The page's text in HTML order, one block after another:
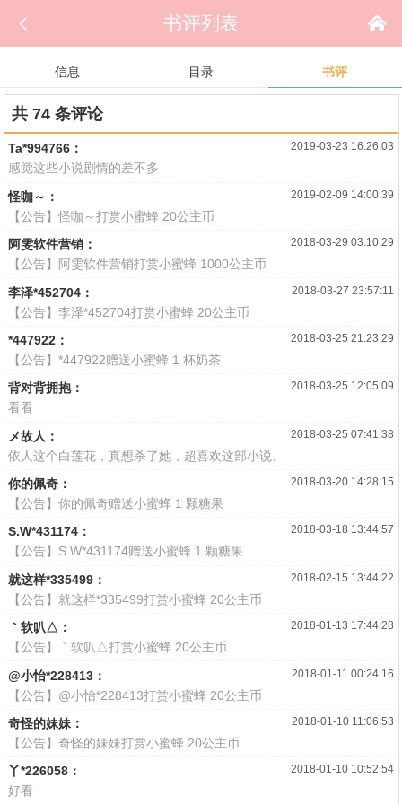
 
书评列表
信息 目录 书评
共 74 条评论
2019-03-23 16:26:03
Ta*994766：
感觉这些小说剧情的差不多
2019-02-09 14:00:39
怪咖～：
【公告】怪咖～打赏小蜜蜂 20公主币
2018-03-29 03:10:29
阿雯软件营销：
【公告】阿雯软件营销打赏小蜜蜂 1000公主币
2018-03-27 23:57:11
李泽*452704：
【公告】李泽*452704打赏小蜜蜂 20公主币
2018-03-25 21:23:29
*447922：
【公告】*447922赠送小蜜蜂 1 杯奶茶
2018-03-25 12:05:09
背对背拥抱：
看看
2018-03-25 07:41:38
メ故人：
依人这个白莲花，真想杀了她，超喜欢这部小说。
2018-03-20 14:28:15
你的佩奇：
【公告】你的佩奇赠送小蜜蜂 1 颗糖果
2018-03-18 13:44:57
S.W*431174：
【公告】S.W*431174赠送小蜜蜂 1 颗糖果
2018-02-15 13:44:22
就这样*335499：
【公告】就这样*335499打赏小蜜蜂 20公主币
2018-01-13 17:44:28
｀软叭△：
【公告】｀软叭△打赏小蜜蜂 20公主币
2018-01-11 00:24:16
@小怡*228413：
【公告】@小怡*228413打赏小蜜蜂 20公主币
2018-01-10 11:06:53
奇怪的妹妹：
【公告】奇怪的妹妹打赏小蜜蜂 20公主币
2018-01-10 10:52:54
丫*226058：
好看